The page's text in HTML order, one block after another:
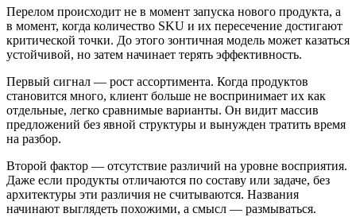
Перелом происходит не в момент запуска нового продукта, а
в момент, когда количество SKU и их пересечение достигают
критической точки. До этого зонтичная модель может казаться
устойчивой, но затем начинает терять эффективность.
Первый сигнал — рост ассортимента. Когда продуктов
становится много, клиент больше не воспринимает их как
отдельные, легко сравнимые варианты. Он видит массив
предложений без явной структуры и вынужден тратить время
на разбор.
Второй фактор — отсутствие различий на уровне восприятия.
Даже если продукты отличаются по составу или задаче, без
архитектуры эти различия не считываются. Названия
начинают выглядеть похожими, а смысл — размываться.